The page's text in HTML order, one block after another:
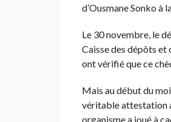
d’Ousmane Sonko à
Le 30 novembre, le
Caisse des dépôts
ont vérifié que ce
Mais au début du
véritable attestation
organisme a joué à